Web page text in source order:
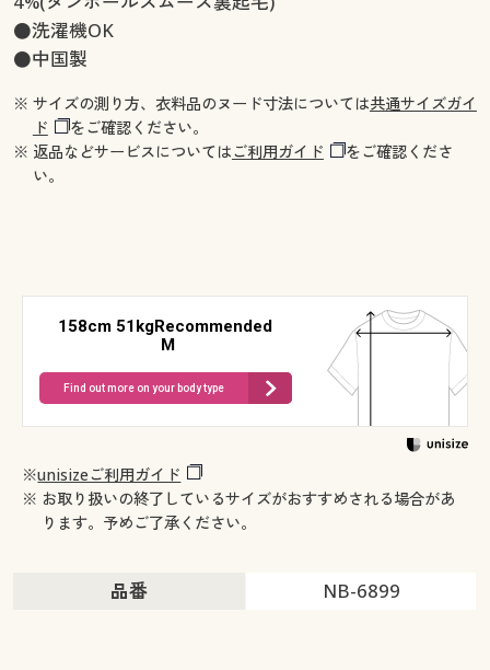
●洗濯機OK
●中国製
※ サイズの測り方、衣料品のヌード寸法については共通サイズガイ
ド
をご確認ください。
※ 返品などサービスについてはご利用ガイド
をご確認くださ
い。
158cm 51kgRecommended
M
Find out more on your body type
※unisizeご利用ガイド
※ お取り扱いの終了しているサイズがおすすめされる場合があ
ります。予めご了承ください。
品番 NB-6899